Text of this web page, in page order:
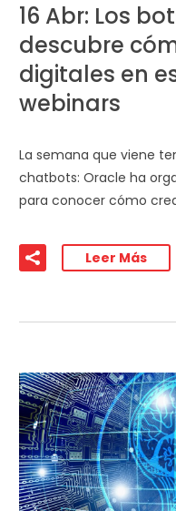
16 Abr: Los
descubre
digitales en
webinars
La semana que viene
chatbots: Oracle ha
para conocer cómo
Leer Más